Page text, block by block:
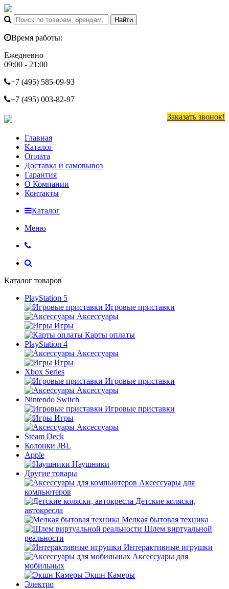
Время работы:
Ежедневно
09:00 - 21:00
+7 (495) 585-09-93
+7 (495) 003-82-97
Заказать звонок!
Главная
Каталог
Оплата
Доставка и самовывоз
Гарантия
О Компании
Контакты
Каталог
Меню
Каталог товаров
PlayStation 5
Игровые приставки
Аксессуары
Игры
Карты оплаты
PlayStation 4
Аксессуары
Игры
Xbox Series
Игровые приставки
Аксессуары
Nintendo Switch
Игровые приставки
Игры
Аксессуары
Steam Deck
Колонки JBL
Apple
Наушники
Другие товары
Аксессуары для
компьютеров
Детские коляски,
автокресла
Мелкая бытовая техника
Шлем виртуальной
реальности
Интерактивные игрушки
Аксессуары для
мобильных
Экшн Камеры
Электро